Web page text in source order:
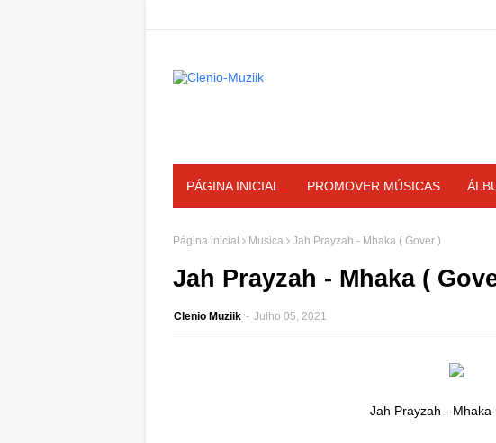
PÁGINA INICIAL PROMOVER MÚSICAS
Página inicial Musica Jah Prayzah - Mhaka ( Gover )
Jah Prayzah - Mhaka (
Clenio Muziik - Julho 05, 2021
Jah Prayzah - Mhaka